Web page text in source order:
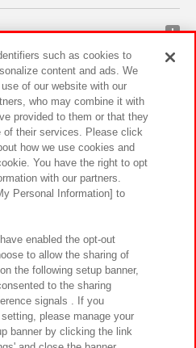
リティ サイトポリシー
ブアクセシビリティ方針と検証結果
よくあるご質問・お問い合わせ
such as cookies to
content and ads. We
of our website with our
who may combine it with
provided to them or that they
of their services. Please click
how we use cookies and
You have the right to opt
with our partners.
Personal Information] to
enabled the opt-out
to allow the sharing of
the following setup banner,
to the sharing
signals . If you
please manage your
banner by clicking the link